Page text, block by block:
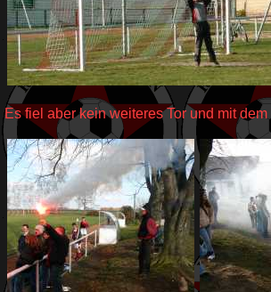
Es fiel aber kein weiteres Tor und mit